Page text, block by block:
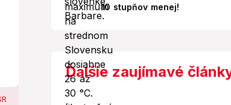
10 stupňov menej!
Ďalšie zaujímavé